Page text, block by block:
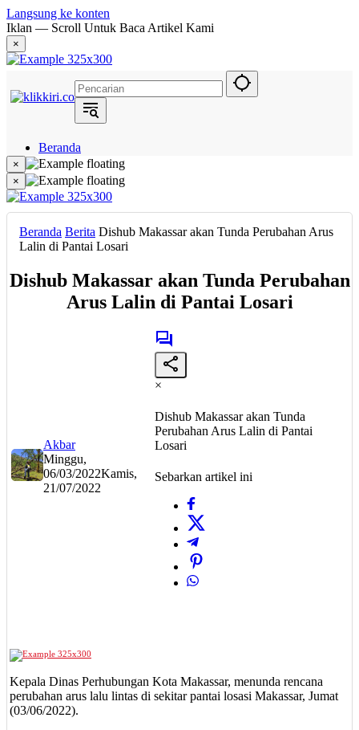
Langsung ke konten
Iklan — Scroll Untuk Baca Artikel Kami
×
Beranda
Hukum
Berita
Politik
Narasi
Metropolis
Eksekutif
×
×
Beranda Berita Dishub Makassar akan Tunda Perubahan Arus
Lalin di Pantai Losari
Dishub Makassar akan Tunda Perubahan
Arus Lalin di Pantai Losari
Akbar
Minggu,
06/03/2022Kamis,
21/07/2022
×
Dishub Makassar akan Tunda
Perubahan Arus Lalin di Pantai
Losari
Sebarkan artikel ini
Kepala Dinas Perhubungan Kota Makassar, menunda rencana
perubahan arus lalu lintas di sekitar pantai losasi Makassar, Jumat
(03/06/2022).